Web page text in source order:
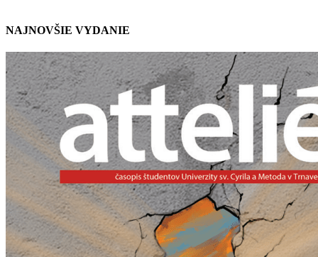
NAJNOVŠIE VYDANIE